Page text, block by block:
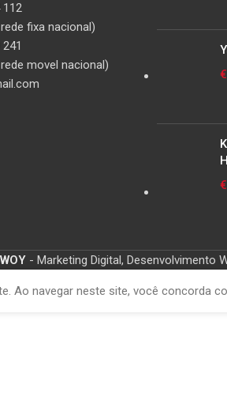
112
fixa nacional)
movel nacional)
€
€
WOY - Marketing Digital, Desenvolvimento
Ao navegar neste site, você concorda